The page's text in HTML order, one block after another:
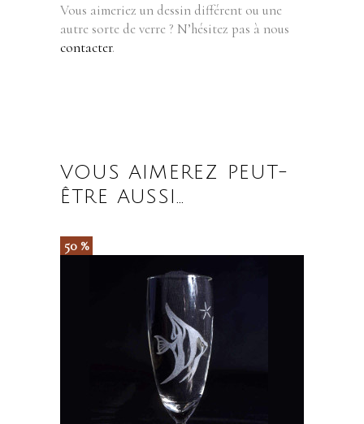
Vous aimeriez un dessin différent ou une
autre sorte de verre ? N’hésitez pas à nous
contacter.
VOUS AIMEREZ PEUT-
ÊTRE AUSSI…
50 %